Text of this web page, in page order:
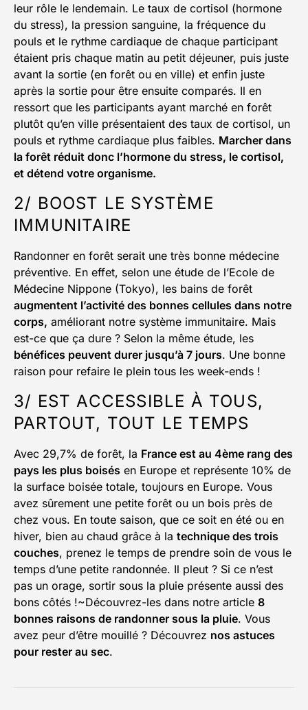
leur rôle le lendemain. Le taux de cortisol (hormone
du stress), la pression sanguine, la fréquence du
pouls et le rythme cardiaque de chaque participant
étaient pris chaque matin au petit déjeuner, puis juste
avant la sortie (en forêt ou en ville) et enfin juste
après la sortie pour être ensuite comparés. Il en
ressort que les participants ayant marché en forêt
plutôt qu’en ville présentaient des taux de cortisol, un
pouls et rythme cardiaque plus faibles. Marcher dans
la forêt réduit donc l’hormone du stress, le cortisol,
et détend votre organisme.
2/ BOOST LE SYSTÈME
IMMUNITAIRE
Randonner en forêt serait une très bonne médecine
préventive. En effet, selon une étude de l’Ecole de
Médecine Nippone (Tokyo), les bains de forêt
augmentent l’activité des bonnes cellules dans notre
corps, améliorant notre système immunitaire. Mais
est-ce que ça dure ? Selon la même étude, les
bénéfices peuvent durer jusqu’à 7 jours. Une bonne
raison pour refaire le plein tous les week-ends !
3/ EST ACCESSIBLE À TOUS,
PARTOUT, TOUT LE TEMPS
Avec 29,7% de forêt, la France est au 4ème rang des
pays les plus boisés en Europe et représente 10% de
la surface boisée totale, toujours en Europe. Vous
avez sûrement une petite forêt ou un bois près de
chez vous. En toute saison, que ce soit en été ou en
hiver, bien au chaud grâce à la technique des trois
couches, prenez le temps de prendre soin de vous le
temps d’une petite randonnée. Il pleut ? Si ce n’est
pas un orage, sortir sous la pluie présente aussi des
bons côtés !~Découvrez-les dans notre article 8
bonnes raisons de randonner sous la pluie. Vous
avez peur d’être mouillé ? Découvrez nos astuces
pour rester au sec.